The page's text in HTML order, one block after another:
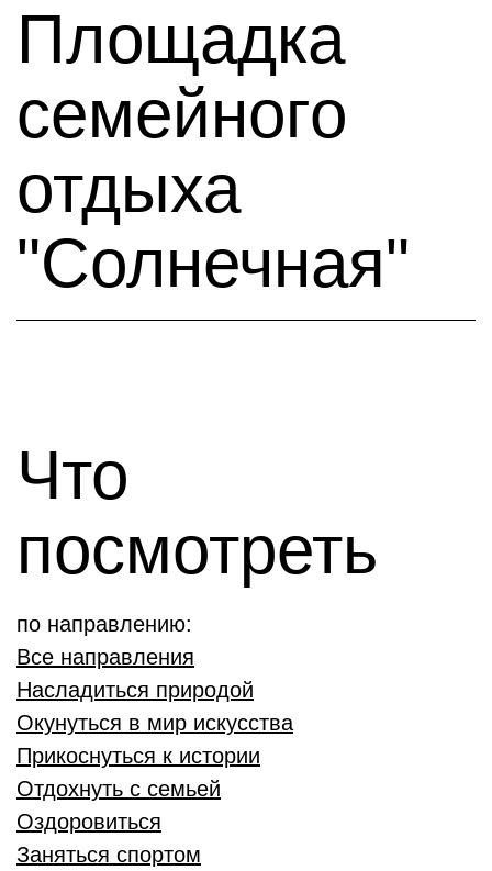
Площадка
семейного
отдыха
"Солнечная"
Что
посмотреть
по направлению:
Все направления
Насладиться природой
Окунуться в мир искусства
Прикоснуться к истории
Отдохнуть с семьей
Оздоровиться
Заняться спортом